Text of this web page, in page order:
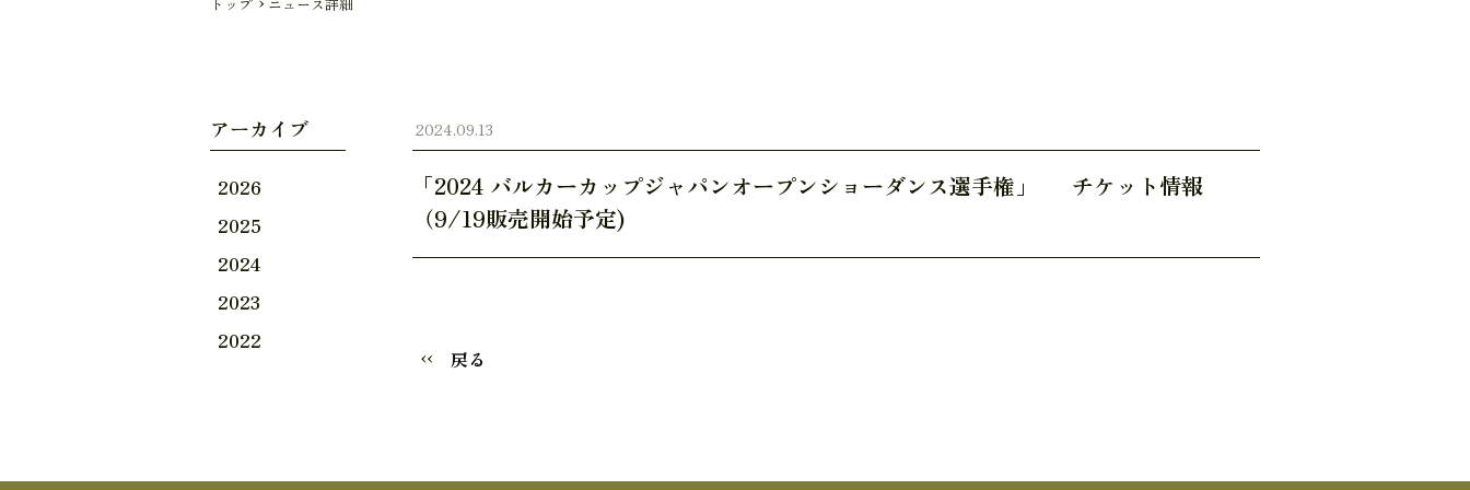
2024.09.13
「2024 バルカーカップジャパンオープンショーダンス選手権」 チケット情報
（9/19販売開始予定)
戻る
アーカイブ
2026
2025
2024
2023
2022